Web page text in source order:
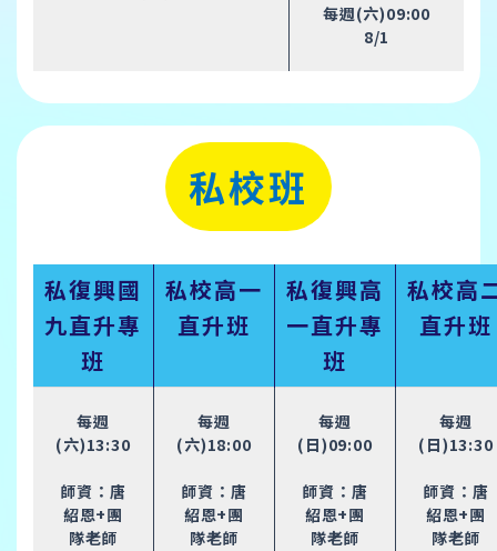
每週(六)09:00
8/1
私校班
私復興國
九直升專
班
私校高一
直升班
私復興高
一直升專
班
私校高
直升班
每週
(六)13:30
師資：唐
紹恩+團
隊老師
每週
(六)18:00
師資：唐
紹恩+團
隊老師
每週
(日)09:00
師資：唐
紹恩+團
隊老師
每週
(日)13:30
師資：唐
紹恩+團
隊老師